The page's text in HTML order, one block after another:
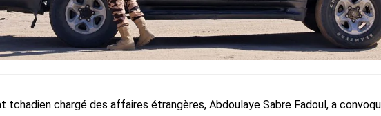
tchadien chargé des affaires étrangères, Abdoulaye Sabre Fadoul, a